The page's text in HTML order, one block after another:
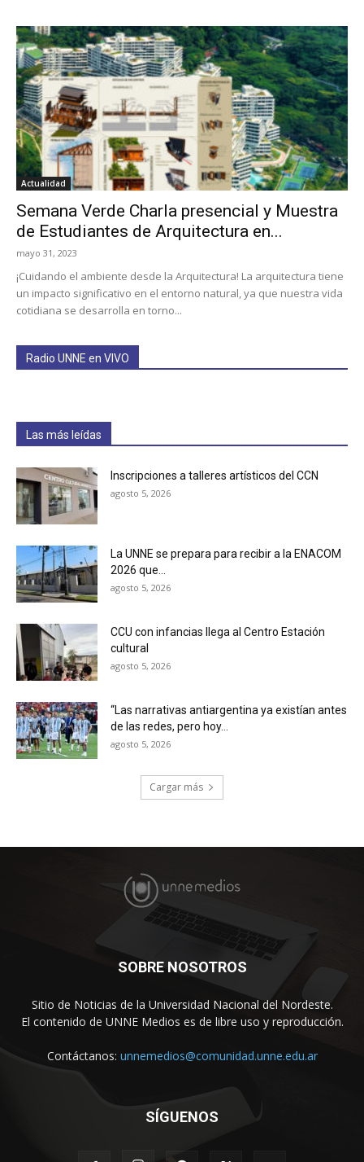
Actualidad
Semana Verde Charla presencial y Muestra
de Estudiantes de Arquitectura en...
mayo 31, 2023
¡Cuidando el ambiente desde la Arquitectura! La arquitectura tiene
un impacto significativo en el entorno natural, ya que nuestra vida
cotidiana se desarrolla en torno...
Radio UNNE en VIVO
Las más leídas
Inscripciones a talleres artísticos del CCN
agosto 5, 2026
La UNNE se prepara para recibir a la ENACOM
2026 que...
agosto 5, 2026
CCU con infancias llega al Centro Estación
cultural
agosto 5, 2026
“Las narrativas antiargentina ya existían antes
de las redes, pero hoy...
agosto 5, 2026
Cargar más
SOBRE NOSOTROS
Sitio de Noticias de la Universidad Nacional del Nordeste.
El contenido de UNNE Medios es de libre uso y reproducción.
Contáctanos: unnemedios@comunidad.unne.edu.ar
SÍGUENOS